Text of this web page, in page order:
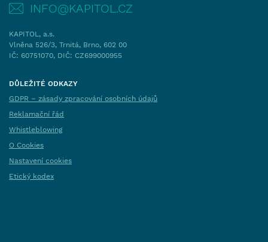
INFO@KAPITOL.CZ
KAPITOL, a.s.
Vlněna 526/3, Trnitá, Brno, 602 00
IČ: 60751070, DIČ: CZ699000955
DŮLEŽITÉ ODKAZY
GDPR – zásady zpracování osobních údajů
Reklamační řád
Whistleblowing
O Cookies
Nastavení cookies
Etický kodex